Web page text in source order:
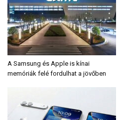
A Samsung és Apple is kínai
memóriák felé fordulhat a jövőben